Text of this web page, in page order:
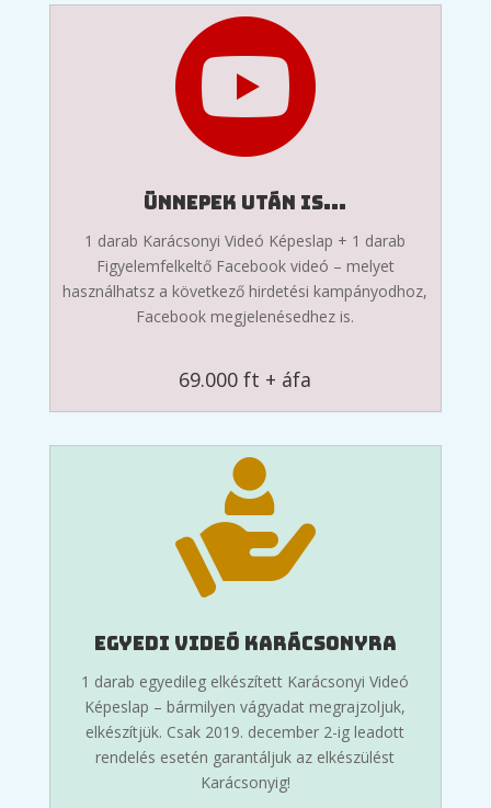
Ünnepek után is...
1 darab Karácsonyi Videó Képeslap + 1 darab
Figyelemfelkeltő Facebook videó – melyet
használhatsz a következő hirdetési kampányodhoz,
Facebook megjelenésedhez is.
69.000 ft + áfa
Egyedi videó Karácsonyra
1 darab egyedileg elkészített Karácsonyi Videó
Képeslap – bármilyen vágyadat megrajzoljuk,
elkészítjük. Csak 2019. december 2-ig leadott
rendelés esetén garantáljuk az elkészülést
Karácsonyig!